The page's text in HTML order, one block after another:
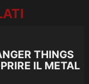
THINGS
IL METAL